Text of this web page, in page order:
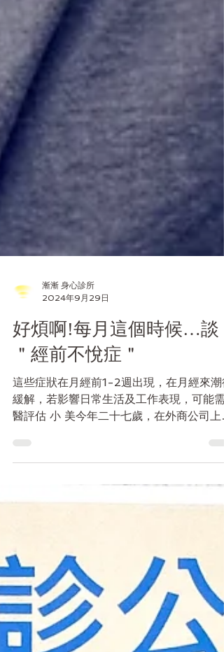
漸漸 身心診所
好煩啊!每月這個時候…談
＂經前不悅症＂
這些症狀在月經前1-2週出現，在月經來潮
緩解，若影響日常生活及工作表現，可能需
多年，收入穩定，最近也交了男友，看似美
的生活卻有個煩惱，就是每個月的經期前一
週，特別容易心煩，控制不好自己的情緒，
為了一些小事跟同事及男友發脾氣，...